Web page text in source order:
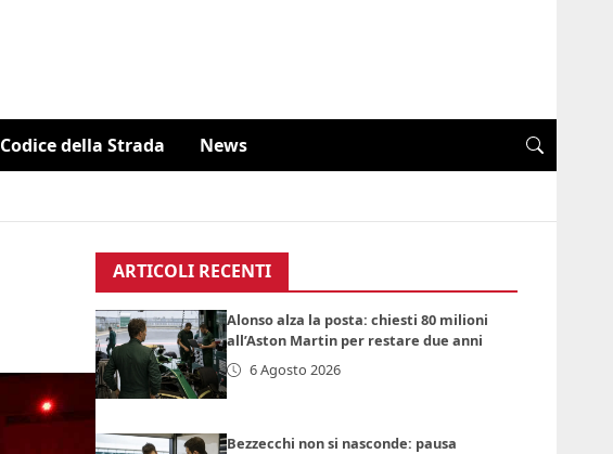
Codice della Strada News
ARTICOLI RECENTI
Alonso alza la posta: chiesti 80 milioni
all’Aston Martin per restare due anni
6 Agosto 2026
Bezzecchi non si nasconde: pausa